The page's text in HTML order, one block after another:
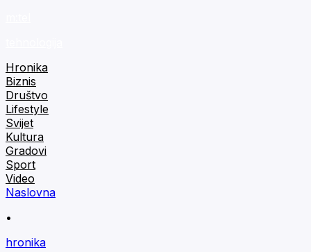
Hronika
Biznis
Društvo
Lifestyle
Svijet
Kultura
Gradovi
Sport
Video
Naslovna
•
hronika